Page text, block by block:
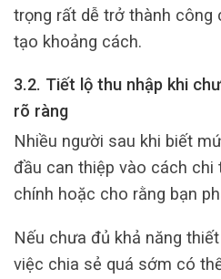
trọng rất dễ trở thành công
tạo khoảng cách.
3.2. Tiết lộ thu nhập khi
rõ ràng
Nhiều người sau khi biết
đầu can thiệp vào cách chi
chính hoặc cho rằng bạn
Nếu chưa đủ khả năng
việc chia sẻ quá sớm có